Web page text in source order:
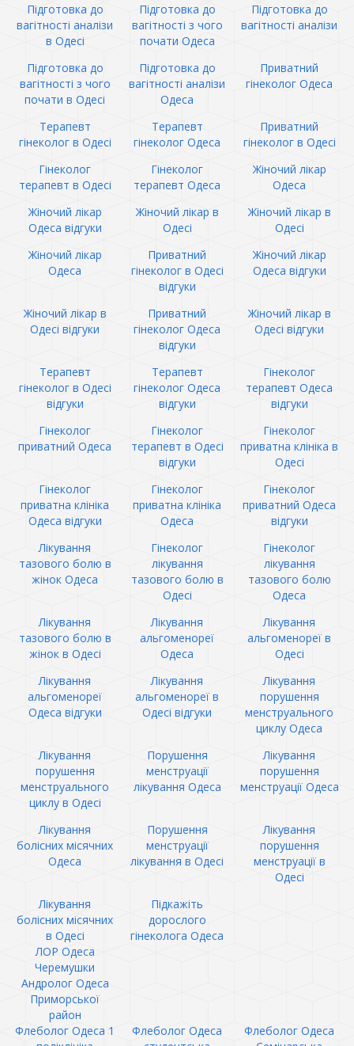
Підготовка до
вагітності аналізи
в Одесі
Підготовка до
вагітності з чого
почати Одеса
Підготовка до
вагітності аналізи
Підготовка до
вагітності з чого
почати в Одесі
Підготовка до
вагітності аналізи
Одеса
Приватний
гінеколог Одеса
Терапевт
гінеколог в Одесі
Терапевт
гінеколог Одеса
Приватний
гінеколог в Одесі
Гінеколог
терапевт в Одесі
Гінеколог
терапевт Одеса
Жіночий лікар
Одеса
Жіночий лікар
Одеса відгуки
Жіночий лікар в
Одесі
Жіночий лікар в
Одесі
Жіночий лікар
Одеса
Приватний
гінеколог в Одесі
відгуки
Жіночий лікар
Одеса відгуки
Жіночий лікар в
Одесі відгуки
Приватний
гінеколог Одеса
відгуки
Жіночий лікар в
Одесі відгуки
Терапевт
гінеколог в Одесі
відгуки
Терапевт
гінеколог Одеса
відгуки
Гінеколог
терапевт Одеса
відгуки
Гінеколог
приватний Одеса
Гінеколог
терапевт в Одесі
відгуки
Гінеколог
приватна клініка в
Одесі
Гінеколог
приватна клініка
Одеса відгуки
Гінеколог
приватна клініка
Одеса
Гінеколог
приватний Одеса
відгуки
Лікування
тазового болю в
жінок Одеса
Гінеколог
лікування
тазового болю в
Одесі
Гінеколог
лікування
тазового болю
Одеса
Лікування
тазового болю в
жінок в Одесі
Лікування
альгоменореї
Одеса
Лікування
альгоменореї в
Одесі
Лікування
альгоменореї
Одеса відгуки
Лікування
альгоменореї в
Одесі відгуки
Лікування
порушення
менструального
циклу Одеса
Лікування
порушення
менструального
циклу в Одесі
Порушення
менструації
лікування Одеса
Лікування
порушення
менструації Одеса
Лікування
болісних місячних
Одеса
Порушення
менструації
лікування в Одесі
Лікування
порушення
менструації в
Одесі
Лікування
болісних місячних
в Одесі
Підкажіть
дорослого
гінеколога Одеса
ЛОР Одеса
Черемушки
Андролог Одеса
Приморської
район
Флеболог Одеса 1
Флеболог Одеса
Флеболог Одеса